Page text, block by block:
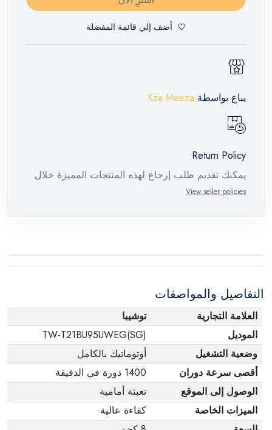
أضف إلي قائمة المفضلة
يباع بواسطة Kza Meeza
Return Policy
يمكنك تقديم طلب إرجاع لهذه المنتجات المميزة خلال
عبوته الأصلية. لاحظ أنه لا يمكن إرجاع المنتجات
وفي عبواتها الأصلية.
View seller policies
التفاصيل والمواصفات
العلامة التجارية
توشيبا
الموديل
TW-T21BU95UWEG(SG)
وضعية التشغيل
أوتوماتيك بالكامل
أقصى سرعة دوران
1400 دورة في الدقيقة
الوصول إلى الموقع
تعبئة أمامية
الميزات الخاصة
كفاءة عالية